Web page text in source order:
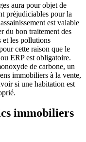
aura pour objet de
préjudiciables pour la
est valable
du bon traitement des
et les pollutions
cette raison que le
ERP est obligatoire.
de carbone, un
immobiliers à la vente,
si une habitation est
immobiliers